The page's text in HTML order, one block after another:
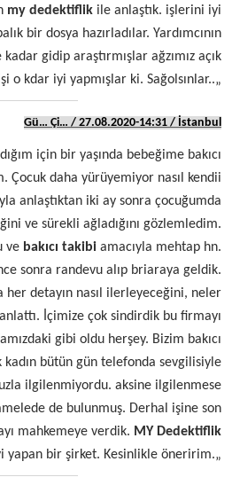
my dedektiflik ile anlaştık. işlerini iyi
bir dosya hazırladılar. Yardımcının
kadar gidip araştırmışlar ağzımız açık
o kdar iyi yapmışlar ki. Sağolsınlar..„
Gü… Çi… / 27.08.2020-14:31 / İstanbul
için bir yaşında bebeğime bakıcı
Çocuk daha yürüyemiyor nasıl kendii
anlaştıktan iki ay sonra çocuğumda
ve sürekli ağladığını gözlemledim.
ve bakıcı takibi amacıyla mehtap hn.
sonra randevu alıp briaraya geldik.
her detayın nasıl ilerleyeceğini, neler
İçimize çok sindirdik bu firmayı
gibi oldu herşey. Bizim bakıcı
bütün gün telefonda sevgilisiyle
ilgilenmiyordu. aksine ilgilenmese
de bulunmuş. Derhal işine son
mahkemeye verdik. MY Dedektiflik
yapan bir şirket. Kesinlikle öneririm.„